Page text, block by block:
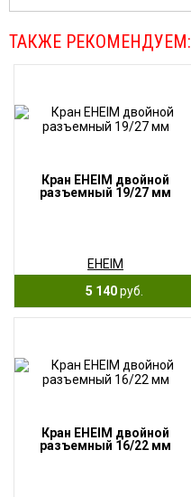
ТАКЖЕ РЕКОМЕНДУЕМ:
Кран EHEIM двойной
разъемный 19/27 мм
EHEIM
5 140руб.
Кран EHEIM двойной
разъемный 16/22 мм